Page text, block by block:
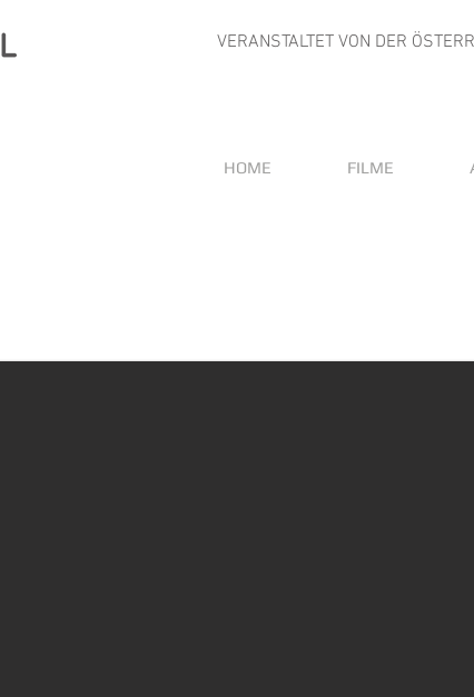
VERANSTALTET VON DER
HOME FILME